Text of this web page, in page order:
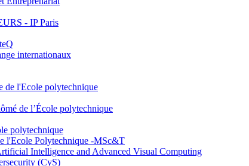
- IP Paris
internationaux
de l'Ecole polytechnique
de l’École polytechnique
polytechnique
l'Ecole Polytechnique -MSc&T
Intelligence and Advanced Visual Computing
(CyS)